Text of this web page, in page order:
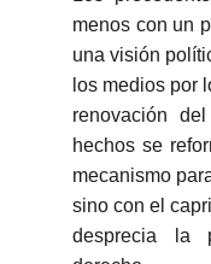
menos con un
una visión
los medios por
renovación
hechos se
mecanismo
sino con el
desprecia la